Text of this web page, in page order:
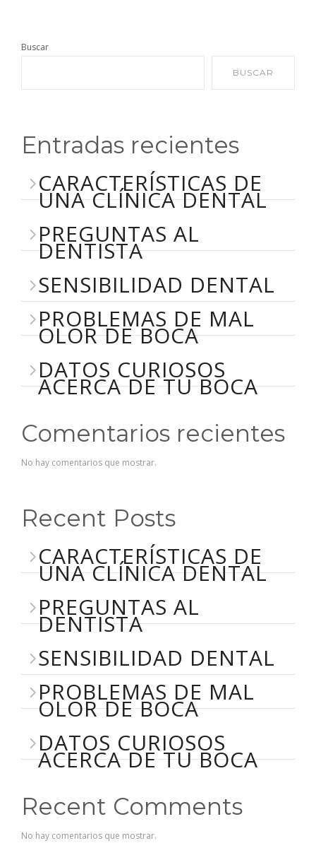
Buscar
BUSCAR
Entradas recientes
CARACTERÍSTICAS DE
UNA CLÍNICA DENTAL
PREGUNTAS AL
DENTISTA
SENSIBILIDAD DENTAL
PROBLEMAS DE MAL
OLOR DE BOCA
DATOS CURIOSOS
ACERCA DE TU BOCA
Comentarios recientes
No hay comentarios que mostrar.
Recent Posts
CARACTERÍSTICAS DE
UNA CLÍNICA DENTAL
PREGUNTAS AL
DENTISTA
SENSIBILIDAD DENTAL
PROBLEMAS DE MAL
OLOR DE BOCA
DATOS CURIOSOS
ACERCA DE TU BOCA
Recent Comments
No hay comentarios que mostrar.